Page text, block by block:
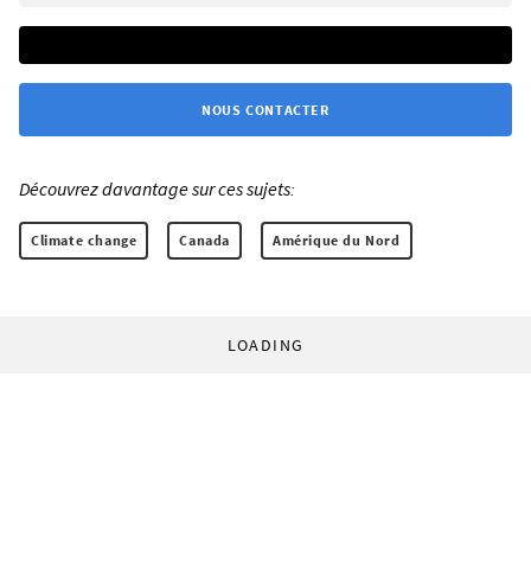
NOUS CONTACTER
Découvrez davantage sur ces sujets:
Climate change Canada Amérique du Nord
LOADING